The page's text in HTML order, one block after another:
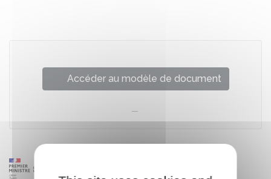
Accéder au modèle de document